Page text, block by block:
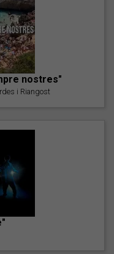
nostres"
i Riangost